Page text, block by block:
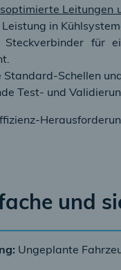
Leitungen
Leistung in
Steckverbinder für
Standard-Schellen
Test- und
und
Ungeplante